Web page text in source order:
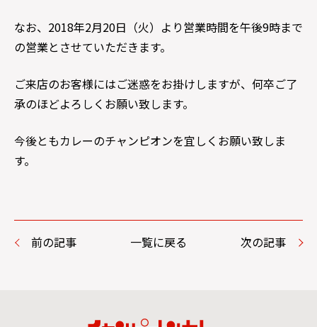
なお、2018年2月20日（火）より営業時間を午後9時まで
の営業とさせていただきます。
ご来店のお客様にはご迷惑をお掛けしますが、何卒ご了
承のほどよろしくお願い致します。
今後ともカレーのチャンピオンを宜しくお願い致しま
す。
前の記事 一覧に戻る 次の記事